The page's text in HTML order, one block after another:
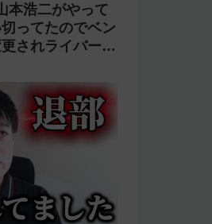
本浩二がやって
ってたのでベン
されライバーの